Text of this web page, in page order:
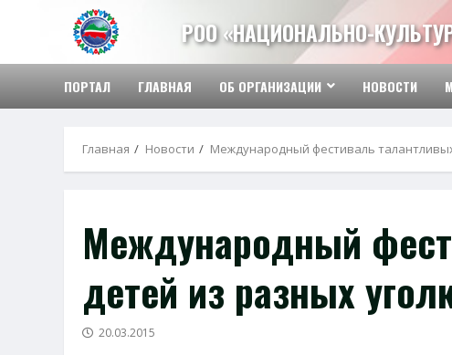
содержимому
РОО «НАЦИОНАЛЬНО-
ПОРТАЛ ГЛАВНАЯ ОБ ОРГАНИЗАЦИИ НОВОСТИ
Главная Новости Международный фестиваль
Международный
детей из разных
20.03.2015